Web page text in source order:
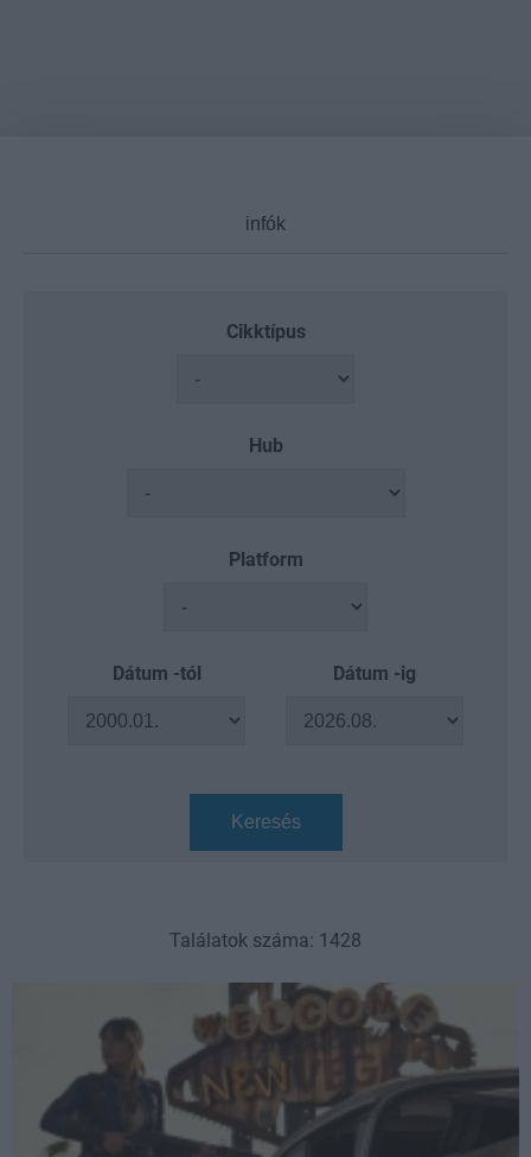
Cikktípus
Hub
Platform
Dátum -tól Dátum -ig
Keresés
Találatok száma: 1428